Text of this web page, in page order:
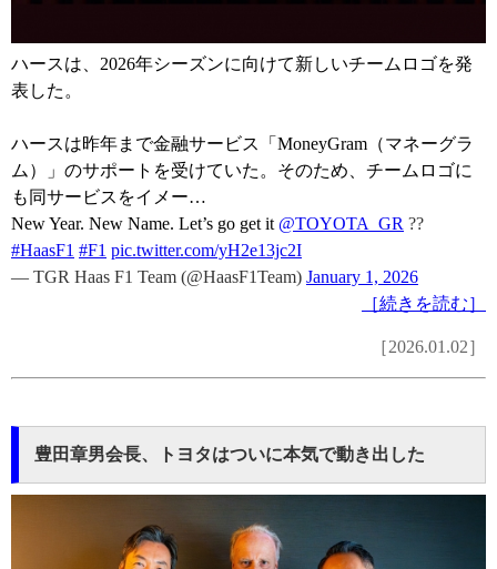
ハースは、2026年シーズンに向けて新しいチームロゴを発
表した。
ハースは昨年まで金融サービス「MoneyGram（マネーグラ
ム）」のサポートを受けていた。そのため、チームロゴに
も同サービスをイメー…
New Year. New Name. Let’s go get it @TOYOTA_GR ??
#HaasF1 #F1 pic.twitter.com/yH2e13jc2I
— TGR Haas F1 Team (@HaasF1Team) January 1, 2026
［続きを読む］
［2026.01.02］
豊田章男会長、トヨタはついに本気で動き出した